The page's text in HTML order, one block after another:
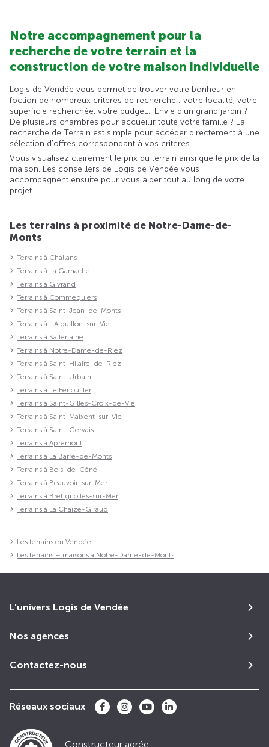
Notre accompagnement pour la
recherche de votre terrain et la
construction de votre maison individuelle
Logis de Vendée vous permet de trouver votre bonheur en
foction de nombreux critères de recherche : votre localité, votre
superficie recherchée, votre budget... Envie d'un grand jardin ?
De plusieurs chambres pour accueillir toute votre famille ? La
recherche de Terrain est simple pour accéder directement à une
sélection d'offres correspondant à vos critères.
Vous visualisez clairement le prix du terrain ainsi que le prix de la
maison. Les conseillers de Logis de Vendée vous
accompagnent ensuite pour vous aider tout au long de votre
projet.
Les terrains à proximité de Notre-Dame-de-
Monts
Terrains à Challans
Terrains à La Garnache
Terrains à Givrand
Terrains à Commequiers
Terrains à Saint-Jean-de-Monts
Terrains à L'Aiguillon-sur-Vie
Terrains à Sallertaine
Terrains à Notre-Dame-de-Riez
Terrains à Saint-Hilaire-de-Riez
Terrains à Saint-Urbain
Terrains à Le Fenouiller
Terrains à Saint-Gilles-Croix-de-Vie
Terrains à Saint-Maixent-sur-Vie
Terrains à Saint-Gervais
Terrains à Apremont
Terrains à La Barre-de-Monts
Terrains à Bois-de-Céné
Terrains à Beauvoir-sur-Mer
Terrains à Bretignolles-sur-Mer
Terrains à La Chaize-Giraud
Les terrains en Vendée
Les terrains + maisons à Notre-Dame-de-Monts
L'univers Logis de Vendée
Nos agences
Contactez-nous
Réseaux sociaux
Constructeur agrée